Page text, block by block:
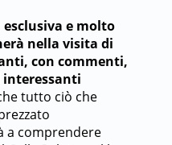
e molto
nella visita di
con commenti,
interessanti
tutto ciò che
a comprendere